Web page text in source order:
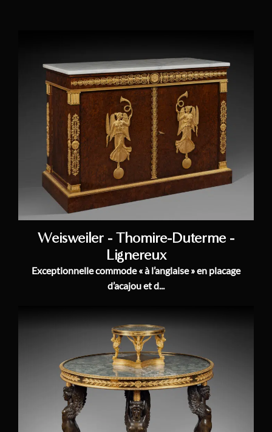
Weisweiler - Thomire-Duterme -
Lignereux
Exceptionnelle commode « à l’anglaise » en placage
d’acajou et d...